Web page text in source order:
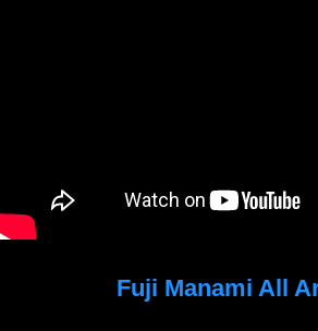
Fuji Manami All